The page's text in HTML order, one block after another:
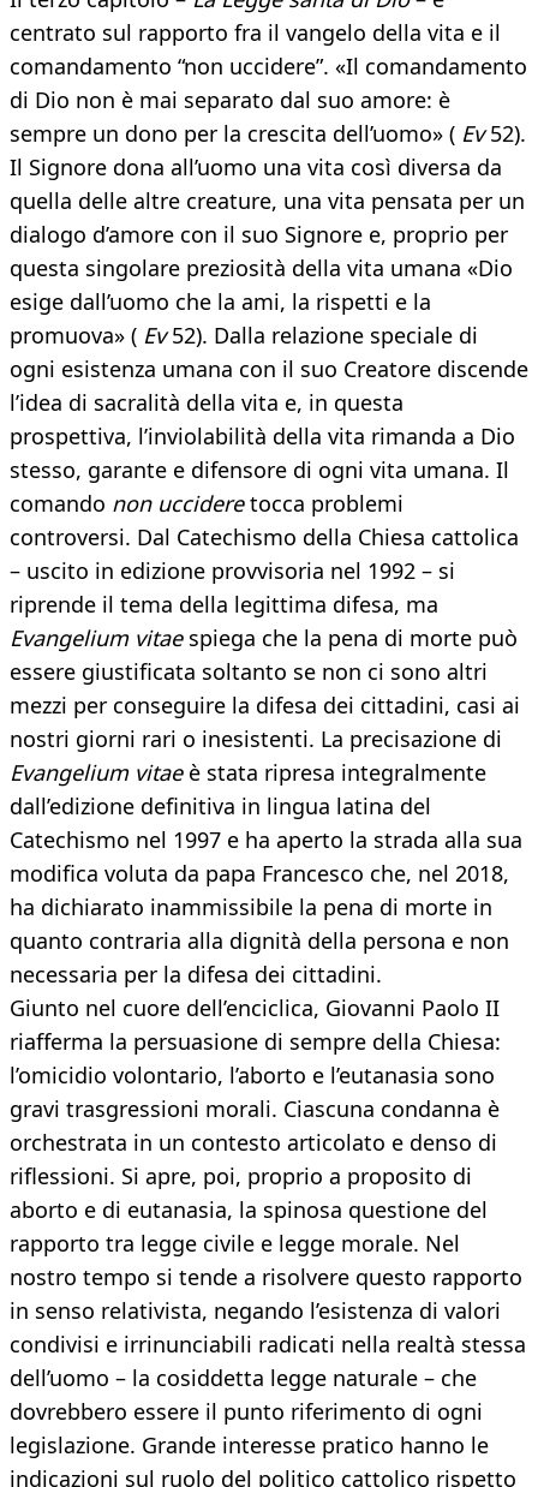
centrato sul rapporto fra il vangelo della vita e il
comandamento “non uccidere”. «Il comandamento
di Dio non è mai separato dal suo amore: è
sempre un dono per la crescita dell’uomo» ( Ev52).
Il Signore dona all’uomo una vita così diversa da
quella delle altre creature, una vita pensata per un
dialogo d’amore con il suo Signore e, proprio per
questa singolare preziosità della vita umana «Dio
esige dall’uomo che la ami, la rispetti e la
promuova» ( Ev52). Dalla relazione speciale di
ogni esistenza umana con il suo Creatore discende
l’idea di sacralità della vita e, in questa
prospettiva, l’inviolabilità della vita rimanda a Dio
stesso, garante e difensore di ogni vita umana. Il
comando non uccideretocca problemi
controversi. Dal Catechismo della Chiesa cattolica
– uscito in edizione provvisoria nel 1992 – si
riprende il tema della legittima difesa, ma
Evangelium vitaespiega che la pena di morte può
essere giustificata soltanto se non ci sono altri
mezzi per conseguire la difesa dei cittadini, casi ai
nostri giorni rari o inesistenti. La precisazione di
Evangelium vitaeè stata ripresa integralmente
dall’edizione definitiva in lingua latina del
Catechismo nel 1997 e ha aperto la strada alla sua
modifica voluta da papa Francesco che, nel 2018,
ha dichiarato inammissibile la pena di morte in
quanto contraria alla dignità della persona e non
necessaria per la difesa dei cittadini.
Giunto nel cuore dell’enciclica, Giovanni Paolo II
riafferma la persuasione di sempre della Chiesa:
l’omicidio volontario, l’aborto e l’eutanasia sono
gravi trasgressioni morali. Ciascuna condanna è
orchestrata in un contesto articolato e denso di
riflessioni. Si apre, poi, proprio a proposito di
aborto e di eutanasia, la spinosa questione del
rapporto tra legge civile e legge morale. Nel
nostro tempo si tende a risolvere questo rapporto
in senso relativista, negando l’esistenza di valori
condivisi e irrinunciabili radicati nella realtà stessa
dell’uomo – la cosiddetta legge naturale – che
dovrebbero essere il punto riferimento di ogni
legislazione. Grande interesse pratico hanno le
indicazioni sul ruolo del politico cattolico rispetto